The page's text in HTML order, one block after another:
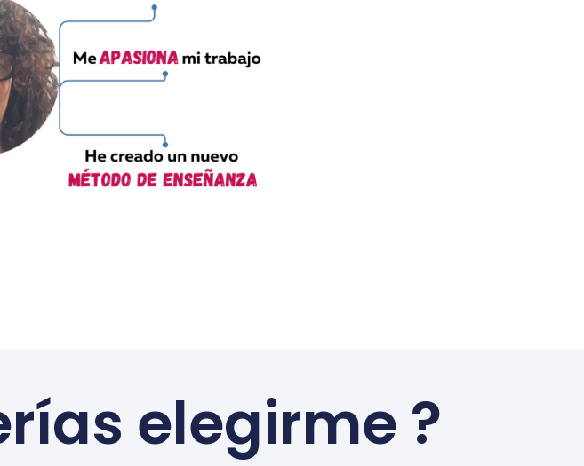
elegirme ?